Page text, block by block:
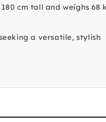
cm tall and weighs 68
a versatile, stylish